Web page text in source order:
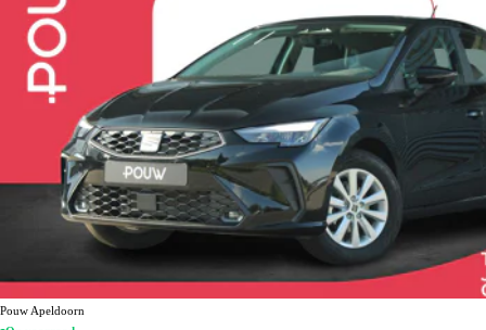
Pouw Apeldoorn